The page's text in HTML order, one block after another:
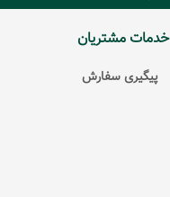
خدمات مشتریان
پیگیری سفارش